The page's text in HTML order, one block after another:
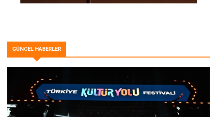
GÜNCEL HABERLER